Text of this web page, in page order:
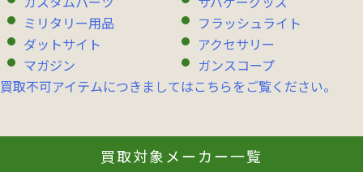
ミリタリー用品
フラッシュライト
ダットサイト
アクセサリー
マガジン
ガンスコープ
買取不可アイテムにつきましてはこちらをご覧ください。
買取対象メーカー一覧